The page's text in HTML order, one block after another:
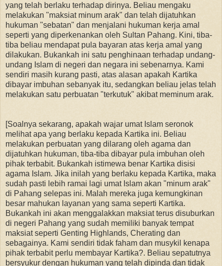
yang telah berlaku terhadap dirinya. Beliau mengaku
melakukan "maksiat minum arak" dan telah dijatuhkan
hukuman "sebatan" dan menjalani hukuman kerja amal
seperti yang diperkenankan oleh Sultan Pahang. Kini, tiba-
tiba beliau mendapat pula bayaran atas kerja amal yang
dilakukan. Bukankah ini satu penghinaan terhadap undang-
undang Islam di negeri dan negara ini sebenarnya. Kami
sendiri masih kurang pasti, atas alasan apakah Kartika
dibayar imbuhan sebanyak itu, sedangkan beliau jelas telah
melakukan satu perbuatan "terkutuk" akibat meminum arak.
[Soalnya sekarang, apakah wajar umat Islam seronok
melihat apa yang berlaku kepada Kartika ini. Beliau
melakukan perbuatan yang dilarang oleh agama dan
dijatuhkan hukuman, tiba-tiba dibayar pula imbuhan oleh
pihak terbabit. Bukankah istimewa benar Kartika disisi
agama Islam. Jika inilah yang berlaku kepada Kartika, maka
sudah pasti lebih ramai lagi umat Islam akan "minum arak"
di Pahang selepas ini. Malah mereka juga kemungkinan
besar mahukan layanan yang sama seperti Kartika.
Bukankah ini akan menggalakkan maksiat terus disuburkan
di negeri Pahang yang sudah memiliki banyak tempat
maksiat seperti Genting Highlands, Cherating dan
sebagainya. Kami sendiri tidak faham dan musykil kenapa
pihak terbabit perlu membayar Kartika?. Beliau sepatutnya
bersyukur dengan hukuman yang telah dipinda dan tidak